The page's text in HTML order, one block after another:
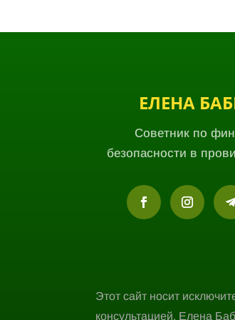
ЕЛЕНА
Советник по
безопасности в
Этот сайт носит
консультацией. Елена